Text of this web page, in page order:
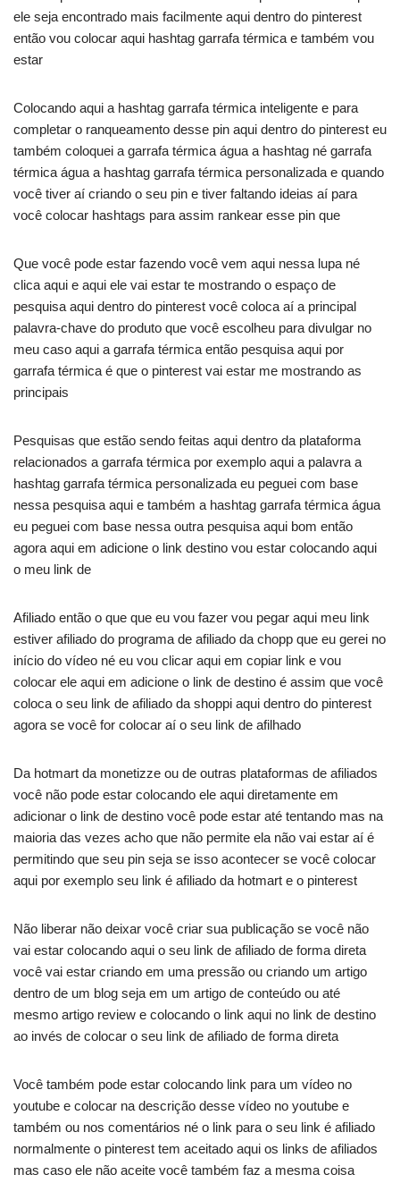
ele seja encontrado mais facilmente aqui dentro do pinterest
então vou colocar aqui hashtag garrafa térmica e também vou
estar
Colocando aqui a hashtag garrafa térmica inteligente e para
completar o ranqueamento desse pin aqui dentro do pinterest eu
também coloquei a garrafa térmica água a hashtag né garrafa
térmica água a hashtag garrafa térmica personalizada e quando
você tiver aí criando o seu pin e tiver faltando ideias aí para
você colocar hashtags para assim rankear esse pin que
Que você pode estar fazendo você vem aqui nessa lupa né
clica aqui e aqui ele vai estar te mostrando o espaço de
pesquisa aqui dentro do pinterest você coloca aí a principal
palavra-chave do produto que você escolheu para divulgar no
meu caso aqui a garrafa térmica então pesquisa aqui por
garrafa térmica é que o pinterest vai estar me mostrando as
principais
Pesquisas que estão sendo feitas aqui dentro da plataforma
relacionados a garrafa térmica por exemplo aqui a palavra a
hashtag garrafa térmica personalizada eu peguei com base
nessa pesquisa aqui e também a hashtag garrafa térmica água
eu peguei com base nessa outra pesquisa aqui bom então
agora aqui em adicione o link destino vou estar colocando aqui
o meu link de
Afiliado então o que que eu vou fazer vou pegar aqui meu link
estiver afiliado do programa de afiliado da chopp que eu gerei no
início do vídeo né eu vou clicar aqui em copiar link e vou
colocar ele aqui em adicione o link de destino é assim que você
coloca o seu link de afiliado da shoppi aqui dentro do pinterest
agora se você for colocar aí o seu link de afilhado
Da hotmart da monetizze ou de outras plataformas de afiliados
você não pode estar colocando ele aqui diretamente em
adicionar o link de destino você pode estar até tentando mas na
maioria das vezes acho que não permite ela não vai estar aí é
permitindo que seu pin seja se isso acontecer se você colocar
aqui por exemplo seu link é afiliado da hotmart e o pinterest
Não liberar não deixar você criar sua publicação se você não
vai estar colocando aqui o seu link de afiliado de forma direta
você vai estar criando em uma pressão ou criando um artigo
dentro de um blog seja em um artigo de conteúdo ou até
mesmo artigo review e colocando o link aqui no link de destino
ao invés de colocar o seu link de afiliado de forma direta
Você também pode estar colocando link para um vídeo no
youtube e colocar na descrição desse vídeo no youtube e
também ou nos comentários né o link para o seu link é afiliado
normalmente o pinterest tem aceitado aqui os links de afiliados
mas caso ele não aceite você também faz a mesma coisa